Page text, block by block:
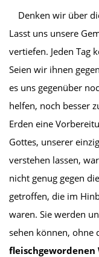
Denken wir über
Lasst uns unsere
vertiefen. Jeden Tag
Seien wir ihnen
es uns gegenüber
helfen, noch besser
Erden eine
Gottes, unserer
verstehen lassen,
nicht genug gegen
getroffen, die im
waren. Sie werden
sehen können, ohne